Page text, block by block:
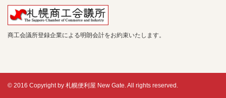
商工会議所登録企業による明朗会計をお約束いたします。
© 2016 Copyright by 札幌便利屋 New Gate. All rights reserved.